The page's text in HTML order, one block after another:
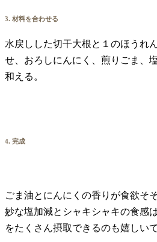
3. 材料を合わせる
水戻しした切干大根と１のほうれ
せ、おろしにんにく、煎りごま、
和える。
4. 完成
ごま油とにんにくの香りが食欲そ
妙な塩加減とシャキシャキの食感
をたくさん摂取できるのも嬉しいで